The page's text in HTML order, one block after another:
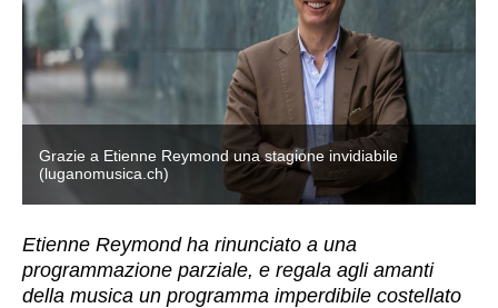
Grazie a Etienne Reymond una stagione invidiabile
(luganomusica.ch)
Etienne Reymond ha rinunciato a una
programmazione parziale, e regala agli amanti
della musica un programma imperdibile costellato